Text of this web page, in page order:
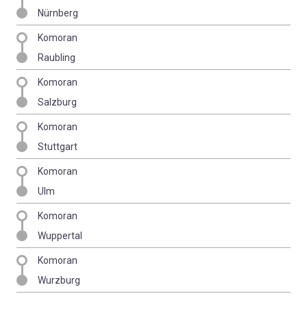
Nürnberg
Komoran
Raubling
Komoran
Salzburg
Komoran
Stuttgart
Komoran
Ulm
Komoran
Wuppertal
Komoran
Wurzburg